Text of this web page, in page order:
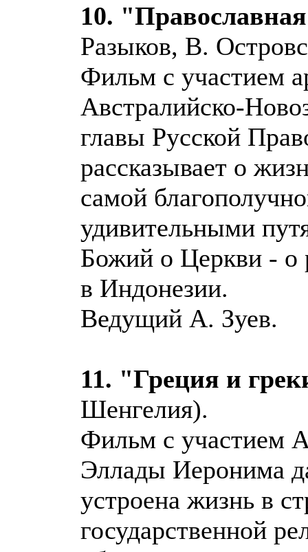
10.
Разыков, В.
Фильм с участием
Австралийско-
главы Русской
рассказывает о
самой
удивительными
Божий о Церкви - о
в Индонезии.
Ведущий А. Зуев.
11. "Греция и
Шенгелия).
Фильм с участием
Эллады Иеронима
устроена жизнь в
государственной